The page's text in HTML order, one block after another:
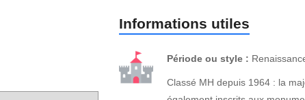
Informations utiles
Période ou style :
Classé MH depuis 1964 : la